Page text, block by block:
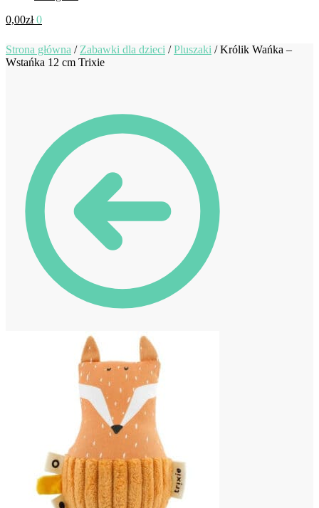
0,00zł 0
Strona główna / Zabawki dla dzieci /Pluszaki /Królik Wańka –
Wstańka 12 cm Trixie